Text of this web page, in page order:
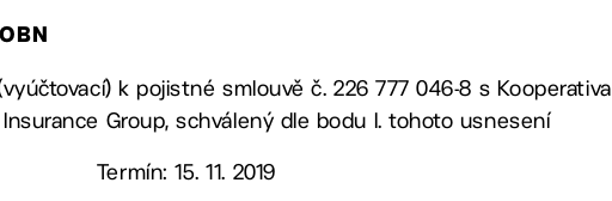
k pojistné smlouvě č. 226 777 046-8 s Kooperativa
Group, schválený dle bodu I. tohoto usnesení
Termín: 15. 11. 2019